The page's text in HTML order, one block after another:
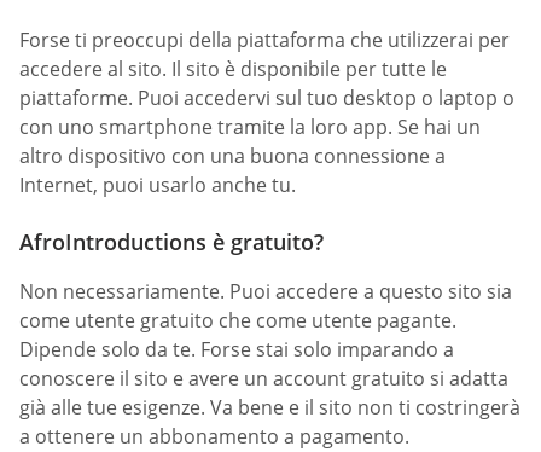
Forse ti preoccupi della piattaforma che utilizzerai per
accedere al sito. Il sito è disponibile per tutte le
piattaforme. Puoi accedervi sul tuo desktop o laptop o
con uno smartphone tramite la loro app. Se hai un
altro dispositivo con una buona connessione a
Internet, puoi usarlo anche tu.
AfroIntroductions è gratuito?
Non necessariamente. Puoi accedere a questo sito sia
come utente gratuito che come utente pagante.
Dipende solo da te. Forse stai solo imparando a
conoscere il sito e avere un account gratuito si adatta
già alle tue esigenze. Va bene e il sito non ti costringerà
a ottenere un abbonamento a pagamento.